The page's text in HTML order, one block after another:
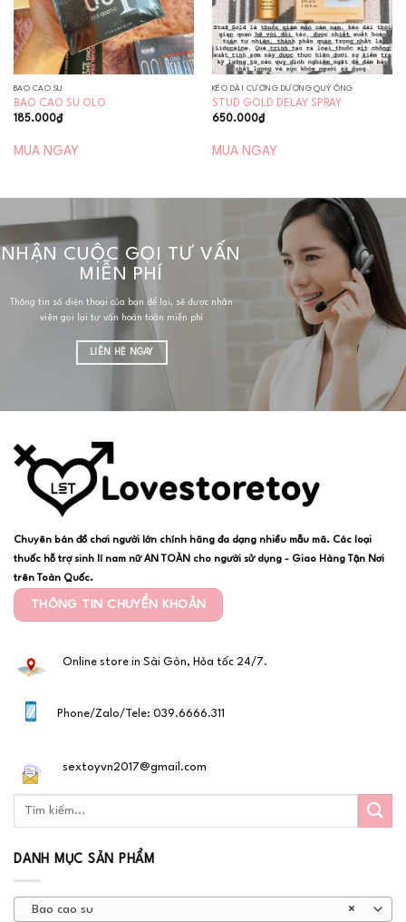
BAO CAO SU
BAO CAO SU OLO
185.000₫
MUA NGAY
KÉO DÀI CƯƠNG DƯƠNG QUÝ ÔNG
STUD GOLD DELAY SPRAY
650.000₫
MUA NGAY
NHẬN CUỘC GỌI TƯ VẤN
MIỄN PHÍ
Thông tin số điện thoại của bạn để lại, sẽ được nhân
viên gọi lại tư vấn hoàn toàn miễn phí
LIÊN HỆ NGAY
Chuyên bán đồ chơi người lớn chính hãng đa dạng nhiều mẫu mã. Các loại
thuốc hỗ trợ sinh lí nam nữ AN TOÀN cho người sử dụng - Giao Hàng Tận Nơi
trên Toàn Quốc.
THÔNG TIN CHUYỂN KHOẢN
Online store in Sài Gòn, Hỏa tốc 24/7.
Phone/Zalo/Tele: 039.6666.311
sextoyvn2017@gmail.com
DANH MỤC SẢN PHẨM
×
Bao cao su